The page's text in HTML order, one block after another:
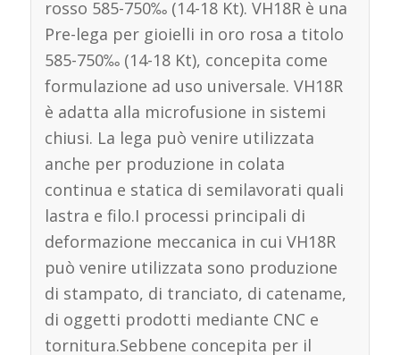
rosso 585-750‰ (14-18 Kt). VH18R è una
Pre-lega per gioielli in oro rosa a titolo
585-750‰ (14-18 Kt), concepita come
formulazione ad uso universale. VH18R
è adatta alla microfusione in sistemi
chiusi. La lega può venire utilizzata
anche per produzione in colata
continua e statica di semilavorati quali
lastra e filo.I processi principali di
deformazione meccanica in cui VH18R
può venire utilizzata sono produzione
di stampato, di tranciato, di catename,
di oggetti prodotti mediante CNC e
tornitura.Sebbene concepita per il